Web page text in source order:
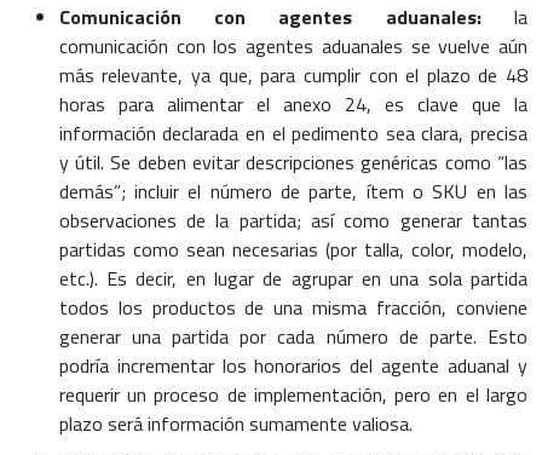
Comunicación con agentes aduanales: la
comunicación con los agentes aduanales se vuelve aún
más relevante, ya que, para cumplir con el plazo de 48
horas para alimentar el anexo 24, es clave que la
información declarada en el pedimento sea clara, precisa
y útil. Se deben evitar descripciones genéricas como “las
demás”; incluir el número de parte, ítem o SKU en las
observaciones de la partida; así como generar tantas
partidas como sean necesarias (por talla, color, modelo,
etc.). Es decir, en lugar de agrupar en una sola partida
todos los productos de una misma fracción, conviene
generar una partida por cada número de parte. Esto
podría incrementar los honorarios del agente aduanal y
requerir un proceso de implementación, pero en el largo
plazo será información sumamente valiosa.